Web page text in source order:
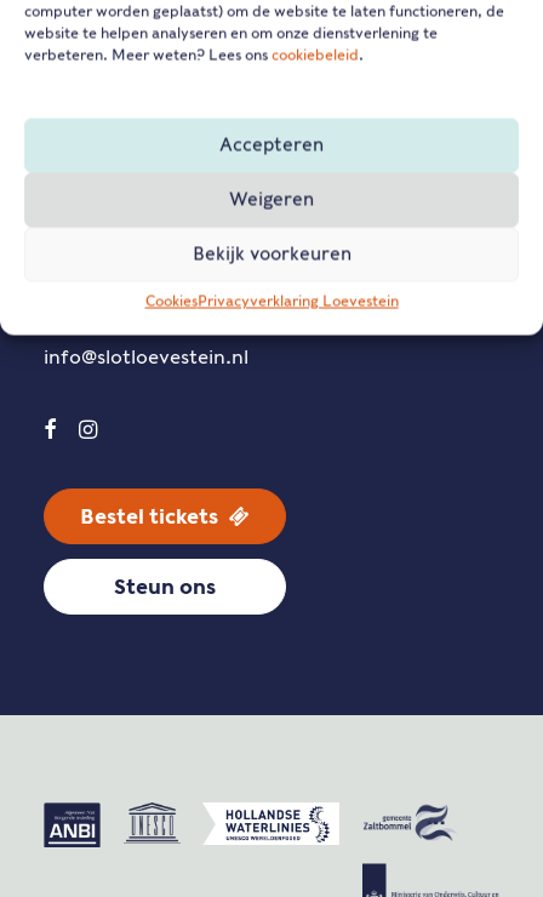
computer worden geplaatst) om de website te laten functioneren, de
website te helpen analyseren en om onze dienstverlening te
verbeteren. Meer weten? Lees ons cookiebeleid.
Accepteren
Weigeren
Bekijk voorkeuren
CookiesPrivacyverklaring Loevestein
Dagelijks geopend van 10 tot 17 uur.
5307 TG Poederoijen
info@slotloevestein.nl
Bestel tickets
Steun ons